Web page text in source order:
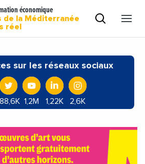
économique
de la Méditerranée
réel
sur les réseaux sociaux
88,6K 1,2M 1,22K 2,6K